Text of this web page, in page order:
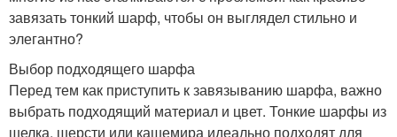
завязать тонкий шарф, чтобы он выглядел стильно и
элегантно?
Выбор подходящего шарфа
Перед тем как приступить к завязыванию шарфа, важно
выбрать подходящий материал и цвет. Тонкие шарфы из
шелка, шерсти или кашемира идеально подходят для